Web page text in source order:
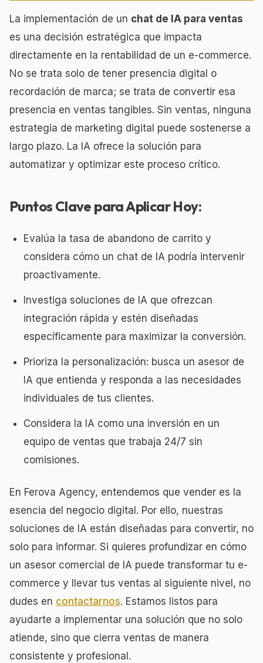
La implementación de un chat de IA para ventas
es una decisión estratégica que impacta
directamente en la rentabilidad de un e-commerce.
No se trata solo de tener presencia digital o
recordación de marca; se trata de convertir esa
presencia en ventas tangibles. Sin ventas, ninguna
estrategia de marketing digital puede sostenerse a
largo plazo. La IA ofrece la solución para
automatizar y optimizar este proceso crítico.
Puntos Clave para Aplicar Hoy:
Evalúa la tasa de abandono de carrito y
considera cómo un chat de IA podría intervenir
proactivamente.
Investiga soluciones de IA que ofrezcan
integración rápida y estén diseñadas
específicamente para maximizar la conversión.
Prioriza la personalización: busca un asesor de
IA que entienda y responda a las necesidades
individuales de tus clientes.
Considera la IA como una inversión en un
equipo de ventas que trabaja 24/7 sin
comisiones.
En Ferova Agency, entendemos que vender es la
esencia del negocio digital. Por ello, nuestras
soluciones de IA están diseñadas para convertir, no
solo para informar. Si quieres profundizar en cómo
un asesor comercial de IA puede transformar tu e-
commerce y llevar tus ventas al siguiente nivel, no
dudes en contactarnos. Estamos listos para
ayudarte a implementar una solución que no solo
atiende, sino que cierra ventas de manera
consistente y profesional.